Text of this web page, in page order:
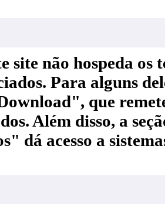
site não hospeda
Para alguns
que
Além disso, a
dá acesso a